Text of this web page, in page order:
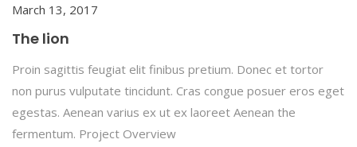
March 13, 2017
The lion
Proin sagittis feugiat elit finibus pretium. Donec et tortor
non purus vulputate tincidunt. Cras congue posuer eros eget
egestas. Aenean varius ex ut ex laoreet Aenean the
fermentum. Project Overview